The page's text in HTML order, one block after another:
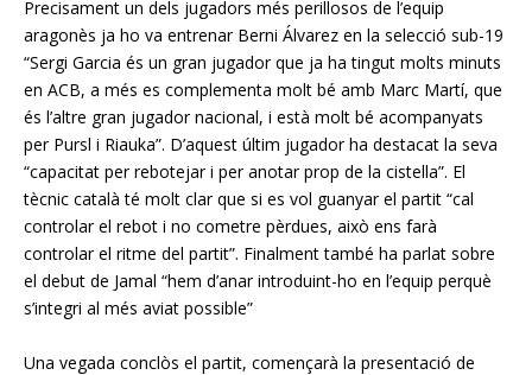
Precisament un dels jugadors més perillosos de l’equip
aragonès ja ho va entrenar Berni Álvarez en la selecció sub-19
“Sergi Garcia és un gran jugador que ja ha tingut molts minuts
en ACB, a més es complementa molt bé amb Marc Martí, que
és l’altre gran jugador nacional, i està molt bé acompanyats
per Pursl i Riauka”. D’aquest últim jugador ha destacat la seva
“capacitat per rebotejar i per anotar prop de la cistella”. El
tècnic català té molt clar que si es vol guanyar el partit “cal
controlar el rebot i no cometre pèrdues, això ens farà
controlar el ritme del partit”. Finalment també ha parlat sobre
el debut de Jamal “hem d’anar introduint-ho en l’equip perquè
s’integri al més aviat possible”
Una vegada conclòs el partit, començarà la presentació de